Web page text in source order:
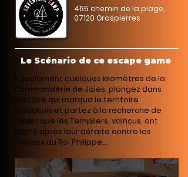
455 chemin de la plage,
07120 Grospierres
Le Scénario de ce escape game
À seulement quelques kilomètres de la
Commanderie de Jales, plongez dans
l'histoire qui marqua le territoire
ardéchois et partez à la recherche de
l'objet que les Templiers, vaincus, ont
caché après leur défaite contre les
troupes du Roi Philippe...